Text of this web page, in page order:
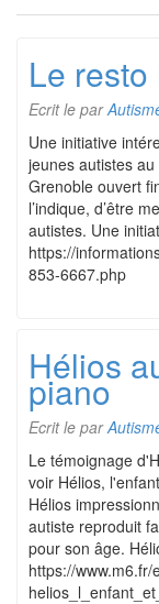
Le
Ecrit le par
Une initiative
jeunes autistes au
Grenoble ouvert
l’indique, d’être
autistes. Une
https://
853-6667.php
Hélios
piano
Ecrit le par
Le témoignage
voir Hélios,
Hélios
autiste reproduit
pour son âge.
https://